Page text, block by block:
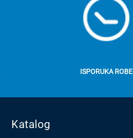
ISPORUKA ROBE
Katalog